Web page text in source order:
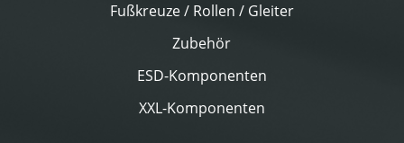
Fußkreuze / Rollen / Gleiter
Zubehör
ESD-Komponenten
XXL-Komponenten